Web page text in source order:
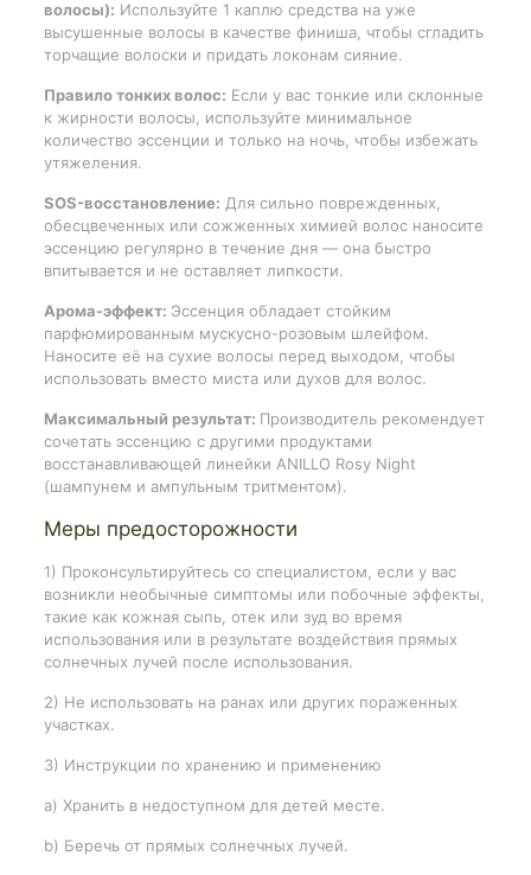
волосы): Используйте 1 каплю средства на уже
высушенные волосы в качестве финиша, чтобы сгладить
торчащие волоски и придать локонам сияние.
Правило тонких волос: Если у вас тонкие или склонные
к жирности волосы, используйте минимальное
количество эссенции и только на ночь, чтобы избежать
утяжеления.
SOS-восстановление: Для сильно поврежденных,
обесцвеченных или сожженных химией волос наносите
эссенцию регулярно в течение дня — она быстро
впитывается и не оставляет липкости.
Арома-эффект: Эссенция обладает стойким
парфюмированным мускусно-розовым шлейфом.
Наносите её на сухие волосы перед выходом, чтобы
использовать вместо миста или духов для волос.
Максимальный результат: Производитель рекомендует
сочетать эссенцию с другими продуктами
восстанавливающей линейки ANILLO Rosy Night
(шампунем и ампульным тритментом).
Меры предосторожности
1) Проконсультируйтесь со специалистом, если у вас
возникли необычные симптомы или побочные эффекты,
такие как кожная сыпь, отек или зуд во время
использования или в результате воздействия прямых
солнечных лучей после использования.
2) Не использовать на ранах или других пораженных
участках.
3) Инструкции по хранению и применению
a) Хранить в недоступном для детей месте.
b) Беречь от прямых солнечных лучей.